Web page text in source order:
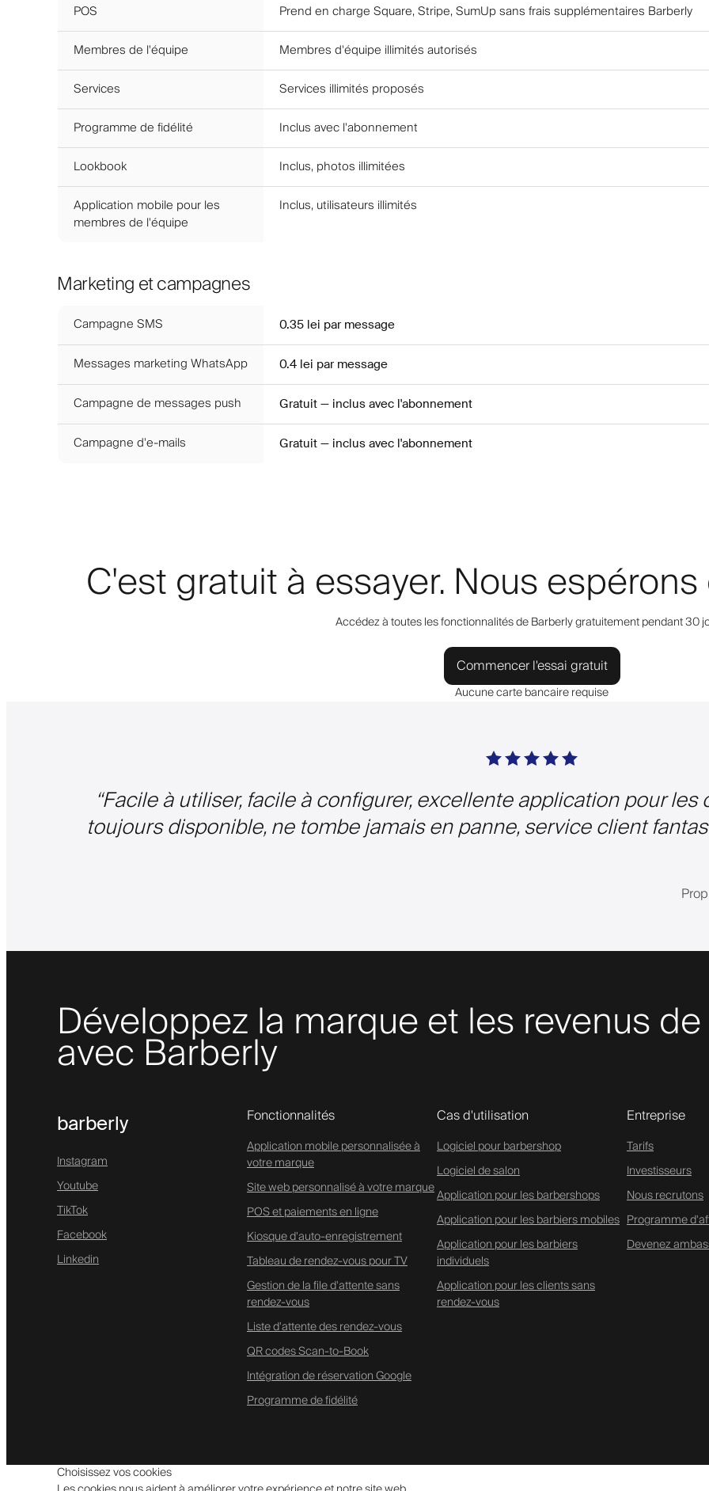
POS
Prend en charge Square, Stripe, SumUp sans frais supplémentaires Barberly
Membres de l'équipe
Membres d'équipe illimités autorisés
Services
Services illimités proposés
Programme de fidélité
Inclus avec l'abonnement
Lookbook
Inclus, photos illimitées
Application mobile pour les
membres de l'équipe
Inclus, utilisateurs illimités
Marketing et campagnes
Campagne SMS 0.35 lei par message
Messages marketing WhatsApp 0.4 lei par message
Campagne de messages push Gratuit — inclus avec l'abonnement
Campagne d'e-mails Gratuit — inclus avec l'abonnement
C'est gratuit à essayer. Nous
Accédez à toutes les fonctionnalités de Barberly gratuitement pendant 30
Commencer l'essai gratuit
Aucune carte bancaire requise
“Facile à utiliser, facile à configurer, excellente application pour
toujours disponible, ne tombe jamais en panne, service client
Développez la marque et les revenus
avec Barberly
barberly
Instagram
Youtube
TikTok
Facebook
Linkedin
Fonctionnalités
Application mobile personnalisée à
votre marque
Site web personnalisé à votre marque
POS et paiements en ligne
Kiosque d'auto-enregistrement
Tableau de rendez-vous pour TV
Gestion de la file d'attente sans
rendez-vous
Liste d'attente des rendez-vous
QR codes Scan-to-Book
Intégration de réservation Google
Programme de fidélité
Cas d'utilisation
Logiciel pour barbershop
Logiciel de salon
Application pour les barbershops
Application pour les barbiers mobiles
Application pour les barbiers
individuels
Application pour les clients sans
rendez-vous
Entreprise
Tarifs
Investisseurs
Nous recrutons
Programme
Devenez
Choisissez vos cookies